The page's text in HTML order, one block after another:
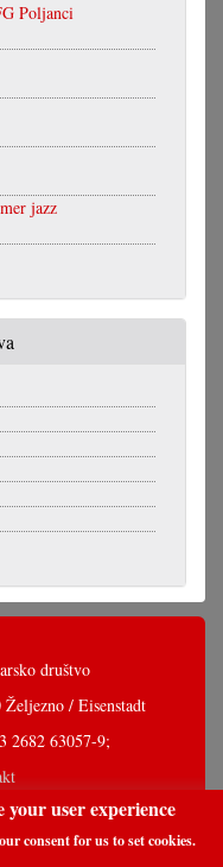
Poljanci
jazz
društvo
/ Eisenstadt
2682 63057-9;
your user experience
consent for us to set cookies.